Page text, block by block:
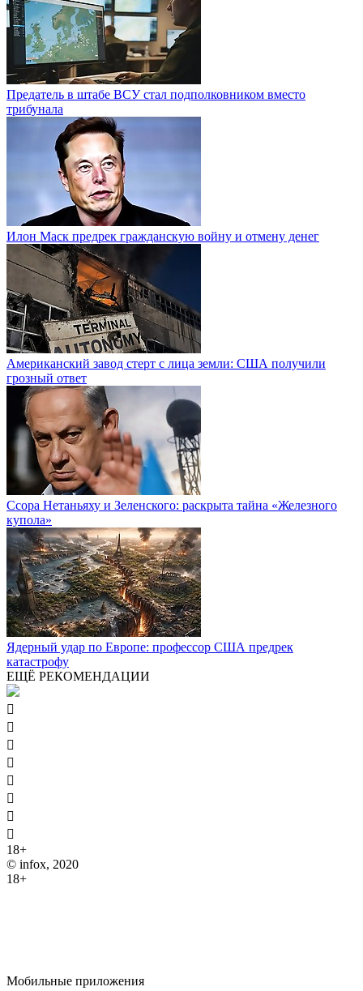
Предатель в штабе ВСУ стал подполковником вместо
трибунала
Илон Маск предрек гражданскую войну и отмену денег
Американский завод стерт с лица земли: США получили
грозный ответ
Ссора Нетаньяху и Зеленского: раскрыта тайна «Железного
купола»
Ядерный удар по Европе: профессор США предрек
катастрофу
ЕЩЁ РЕКОМЕНДАЦИИ








18+
© infox, 2020
18+
Мобильные приложения